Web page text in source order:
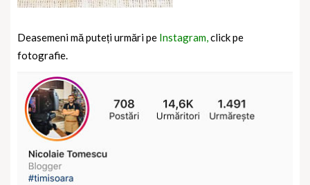
Deasemeni mă puteți urmări pe Instagram,click pe
fotografie.